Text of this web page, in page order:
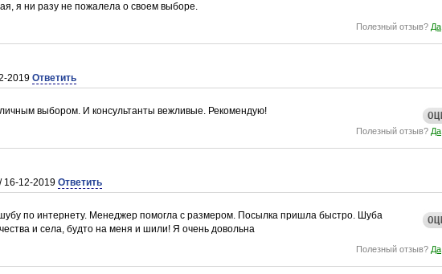
я ни разу не пожалела о своем выборе.
Полезный отзыв? Да
2019 Ответить
выбором. И консультанты вежливые. Рекомендую!
Полезный отзыв? Да
/ 16-12-2019 Ответить
по интернету. Менеджер помогла с размером. Посылка пришла быстро. Шуба
и села, будто на меня и шили! Я очень довольна
Полезный отзыв? Да